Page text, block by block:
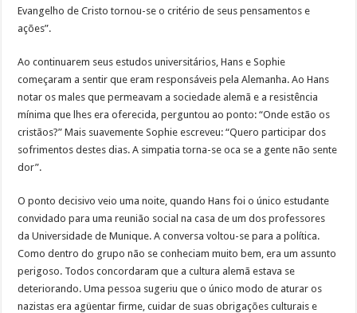
Evangelho de Cristo tornou-se o critério de seus pensamentos e
ações”.
Ao continuarem seus estudos universitários, Hans e Sophie
começaram a sentir que eram responsáveis pela Alemanha. Ao Hans
notar os males que permeavam a sociedade alemã e a resistência
mínima que lhes era oferecida, perguntou ao ponto: “Onde estão os
cristãos?” Mais suavemente Sophie escreveu: “Quero participar dos
sofrimentos destes dias. A simpatia torna-se oca se a gente não sente
dor”.
O ponto decisivo veio uma noite, quando Hans foi o único estudante
convidado para uma reunião social na casa de um dos professores
da Universidade de Munique. A conversa voltou-se para a política.
Como dentro do grupo não se conheciam muito bem, era um assunto
perigoso. Todos concordaram que a cultura alemã estava se
deteriorando. Uma pessoa sugeriu que o único modo de aturar os
nazistas era agüentar firme, cuidar de suas obrigações culturais e